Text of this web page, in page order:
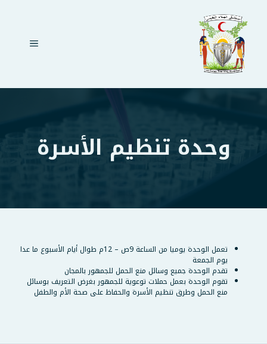
المحتوى
القائمة
وحدة تنظيم الأسرة
تعمل الوحدة يوميا من الساعة 9ص – 12م طوال أيام الأسبوع ما عدا
يوم الجمعة
تقدم الوحدة جميع وسائل منع الحمل للجمهور بالمجان
تقوم الوحدة بعمل حملات توعوية للجمهور بغرض التعريف بوسائل
منع الحمل وطرق تنظيم الأسرة والحفاظ على صحة الأم والطفل